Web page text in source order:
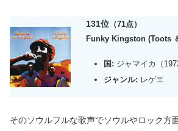
131位 （71点）
Funky Kingston (Toots
国: ジャマイカ（
ジャンル: レゲエ
そのソウルフルな歌声でソウルやロック方